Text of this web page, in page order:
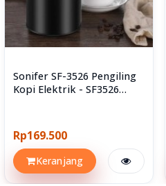
Sonifer SF-3526 Pengiling
Kopi Elektrik - SF3526
Rp169.500
Keranjang